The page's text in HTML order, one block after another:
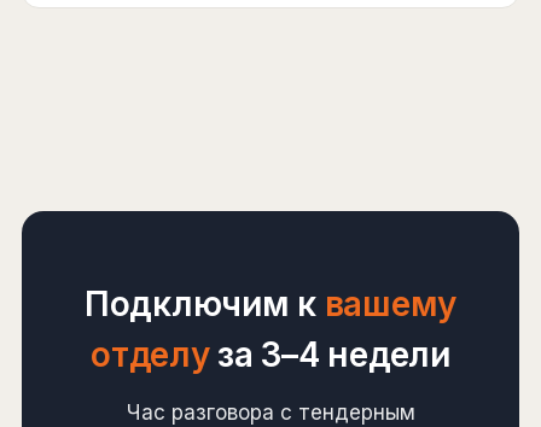
Подключим к вашему
отделуза 3–4 недели
Час разговора с тендерным